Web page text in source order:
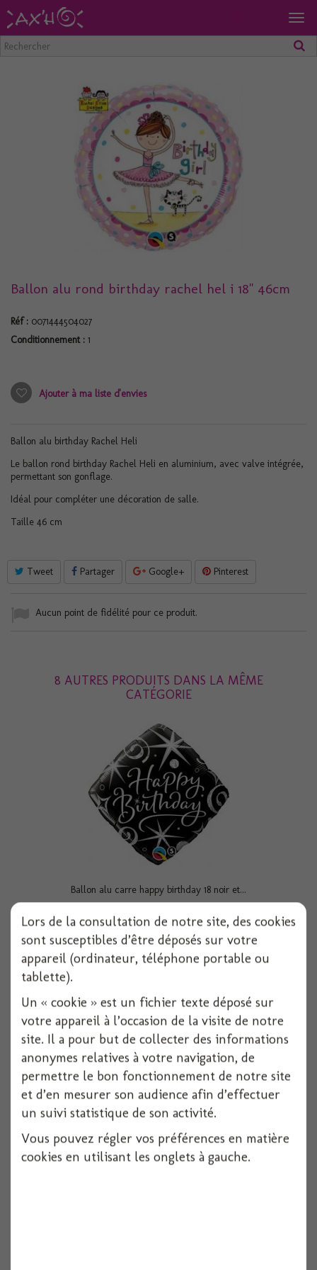
Ballon alu rond birthday rachel hel i 18" 46cm
Réf : 0071444504027
Conditionnement : 1
Ajouter à ma liste d'envies
Ballon alu birthday Rachel Heli
Le ballon rond birthday Rachel Heli en aluminium, avec valve intégrée,
permettant son gonflage.
Idéal pour compléter une décoration de salle.
Taille 46 cm
Tweet Partager Google+ Pinterest
Aucun point de fidélité pour ce produit.
8 AUTRES PRODUITS DANS LA MÊME
CATÉGORIE
Ballon alu carre happy birthday 18 noir et...
1 pièces
Voir
Lors de la consultation de notre site, des cookies
sont susceptibles d’être déposés sur votre
appareil (ordinateur, téléphone portable ou
tablette).
Un « cookie » est un fichier texte déposé sur
votre appareil à l’occasion de la visite de notre
site. Il a pour but de collecter des informations
anonymes relatives à votre navigation, de
permettre le bon fonctionnement de notre site
et d’en mesurer son audience afin d’effectuer
un suivi statistique de son activité.
Vous pouvez régler vos préférences en matière
cookies en utilisant les onglets à gauche.